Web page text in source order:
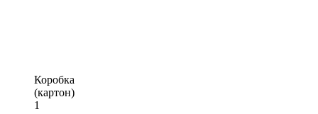
Коробка
(картон)
1